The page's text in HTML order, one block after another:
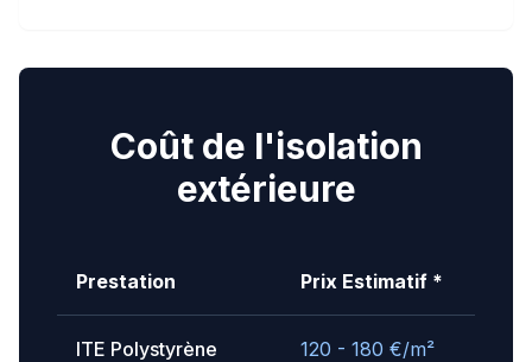
Coût de l'isolation
extérieure
Prestation Prix Estimatif *
ITE Polystyrène 120 - 180 €/m²